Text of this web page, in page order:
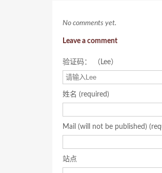
No comments yet.
Leave a comment
验证码： （Lee）
姓名 (required)
Mail (will not be published)
站点